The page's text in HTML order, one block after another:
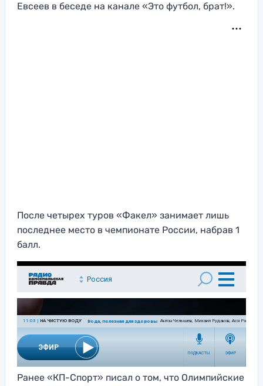
Евсеев в беседе на канале «Это футбол, брат!».
После четырех туров «Факел» занимает лишь
последнее место в чемпионате России, набрав 1
балл.
Ранее «КП-Спорт» писал о том, что Олимпийские